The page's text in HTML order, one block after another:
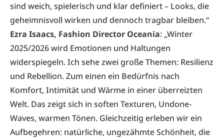
sind weich, spielerisch und klar definiert – Looks, die
geheimnisvoll wirken und dennoch tragbar bleiben.“
Ezra Isaacs, Fashion Director Oceania: „Winter
2025/2026 wird Emotionen und Haltungen
widerspiegeln. Ich sehe zwei große Themen: Resilienz
und Rebellion. Zum einen ein Bedürfnis nach
Komfort, Intimität und Wärme in einer überreizten
Welt. Das zeigt sich in soften Texturen, Undone-
Waves, warmen Tönen. Gleichzeitig erleben wir ein
Aufbegehren: natürliche, ungezähmte Schönheit, die